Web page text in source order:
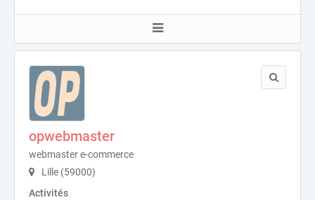
opwebmaster
webmaster e-commerce
Lille (59000)
Activités